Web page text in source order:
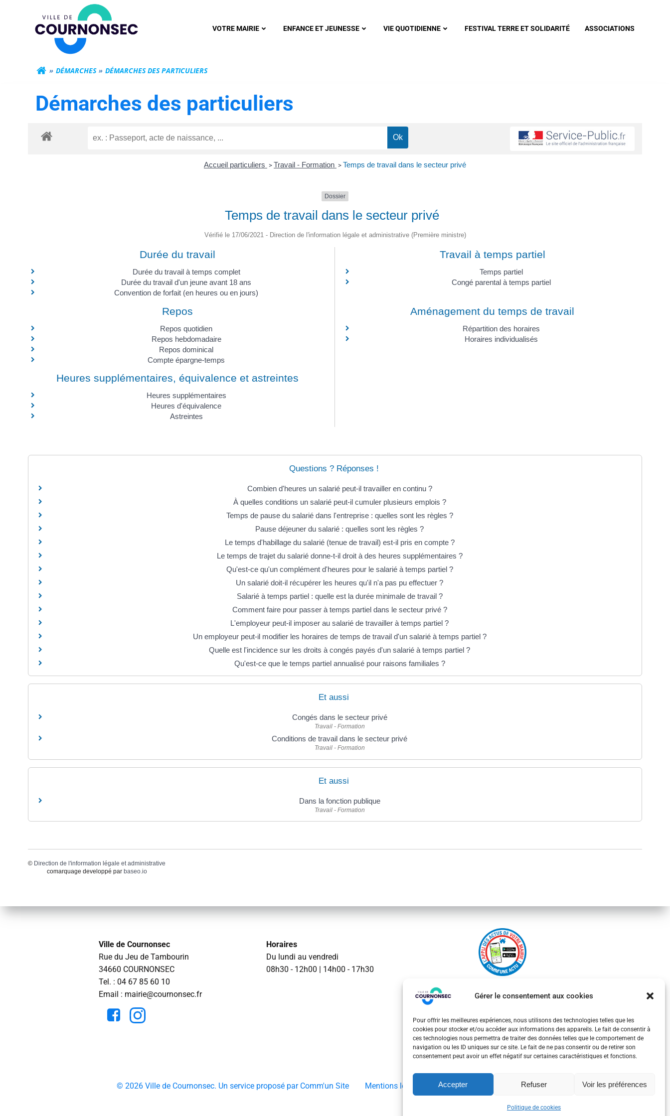
Gérer le consentement aux cookies
Pour offrir les meilleures expériences, nous utilisons des technologies telles que les
cookies pour stocker et/ou accéder aux informations des appareils. Le fait de consentir à
ces technologies nous permettra de traiter des données telles que le comportement de
navigation ou les ID uniques sur ce site. Le fait de ne pas consentir ou de retirer son
consentement peut avoir un effet négatif sur certaines caractéristiques et fonctions.
Accepter Refuser Voir les préférences
Politique de cookies
Mairie de Cournonsec
VOTRE MAIRIE ENFANCE ET JEUNESSE VIE QUOTIDIENNE FESTIVAL TERRE ET SOLIDARITÉ ASSOCIATIONS
DÉMARCHES DÉMARCHES DES PARTICULIERS
Démarches des particuliers
Accueil particuliers > Travail - Formation > Temps de travail dans le secteur privé
Dossier
Temps de travail dans le secteur privé
Vérifié le 17/06/2021 - Direction de l'information légale et administrative (Première ministre)
Durée du travail
Durée du travail à temps complet
Durée du travail d'un jeune avant 18 ans
Convention de forfait (en heures ou en jours)
Travail à temps partiel
Temps partiel
Congé parental à temps partiel
Repos
Repos quotidien
Repos hebdomadaire
Repos dominical
Compte épargne-temps
Aménagement du temps de travail
Répartition des horaires
Horaires individualisés
Heures supplémentaires, équivalence et astreintes
Heures supplémentaires
Heures d'équivalence
Astreintes
Questions ? Réponses !
Combien d'heures un salarié peut-il travailler en continu ?
À quelles conditions un salarié peut-il cumuler plusieurs emplois ?
Temps de pause du salarié dans l'entreprise : quelles sont les règles ?
Pause déjeuner du salarié : quelles sont les règles ?
Le temps d'habillage du salarié (tenue de travail) est-il pris en compte ?
Le temps de trajet du salarié donne-t-il droit à des heures supplémentaires ?
Qu'est-ce qu'un complément d'heures pour le salarié à temps partiel ?
Un salarié doit-il récupérer les heures qu'il n'a pas pu effectuer ?
Salarié à temps partiel : quelle est la durée minimale de travail ?
Comment faire pour passer à temps partiel dans le secteur privé ?
L'employeur peut-il imposer au salarié de travailler à temps partiel ?
Un employeur peut-il modifier les horaires de temps de travail d'un salarié à temps partiel ?
Quelle est l'incidence sur les droits à congés payés d'un salarié à temps partiel ?
Qu'est-ce que le temps partiel annualisé pour raisons familiales ?
Et aussi
Congés dans le secteur privé
Travail - Formation
Conditions de travail dans le secteur privé
Travail - Formation
Et aussi
Dans la fonction publique
Travail - Formation
© Direction de l'information légale et administrative
comarquage developpé par baseo.io
Ville de Cournonsec
Rue du Jeu de Tambourin
34660 COURNONSEC
Tel. : 04 67 85 60 10
Email : mairie@cournonsec.fr
Horaires
Du lundi au vendredi
08h30 - 12h00 | 14h00 - 17h30
© 2026 Ville de Cournonsec. Un service proposé par Comm'un Site Mentions légales Politiques des cookies